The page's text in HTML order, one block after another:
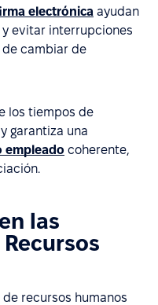
electrónica ayudan
evitar interrupciones
de cambiar de
los tiempos de
garantiza una
empleado coherente,
las
recursos humanos